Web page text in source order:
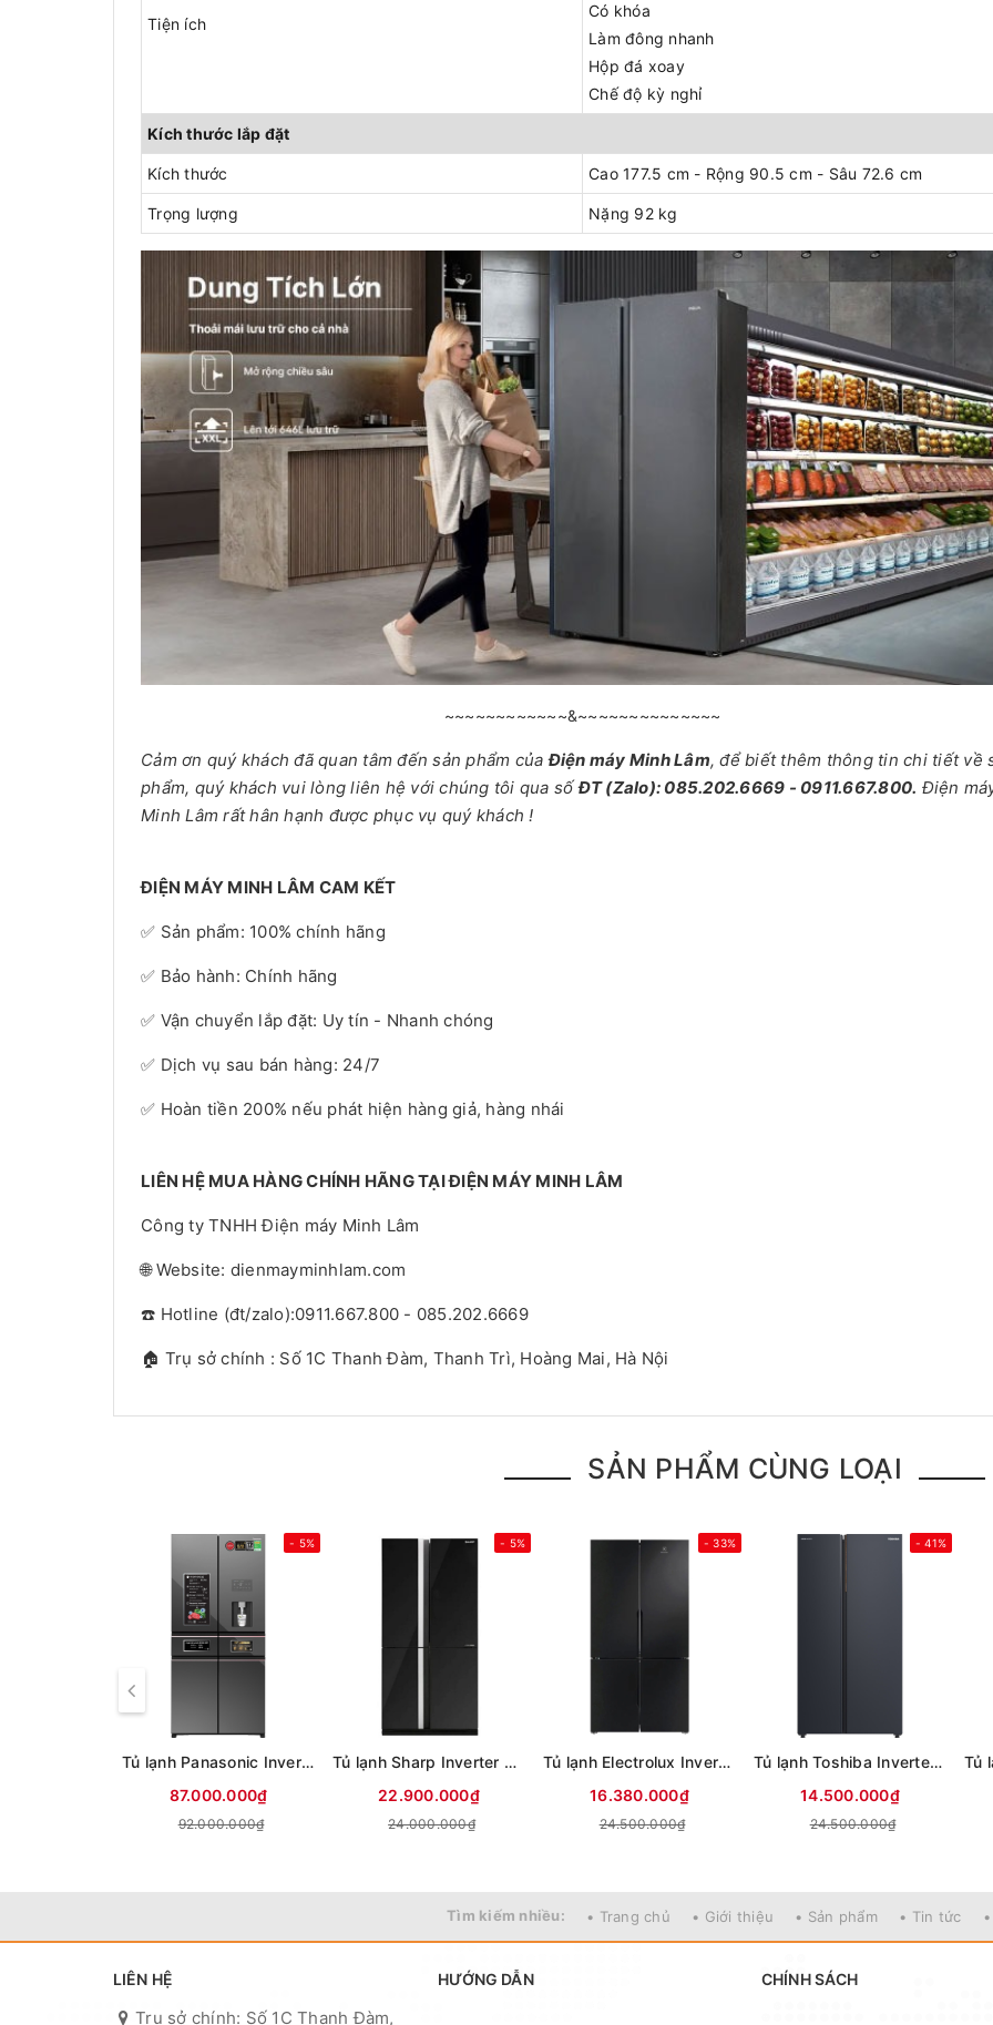
Tiện ích
Có khóa
Làm đông nhanh
Hộp đá xoay
Chế độ kỳ nghỉ
Kích thước lắp đặt
Kích thước Cao 177.5 cm - Rộng 90.5 cm - Sâu 72.6 cm
Trọng lượng Nặng 92 kg
~~~~~~~~~~~~&~~~~~~~~~~~~~~
Cảm ơn quý khách đã quan tâm đến sản phẩm củaĐiện máy Minh Lâm, để biết thêm thông tin chi tiết về
phẩm, quý khách vui lòng liên hệ với chúng tôi qua sốĐT (Zalo): 085.202.6669 - 0911.667.800. Điện
Minh Lâm rất hân hạnh được phục vụ quý khách !
ĐIỆN MÁY MINH LÂM CAM KẾT
✅ Sản phẩm: 100% chính hãng
✅ Bảo hành: Chính hãng
✅ Vận chuyển lắp đặt: Uy tín - Nhanh chóng
✅ Dịch vụ sau bán hàng: 24/7
✅ Hoàn tiền 200% nếu phát hiện hàng giả, hàng nhái
LIÊN HỆ MUA HÀNG CHÍNH HÃNG TẠI ĐIỆN MÁY MINH LÂM
Công ty TNHH Điện máy Minh Lâm
🌐 Website: dienmayminhlam.com
☎️ Hotline (đt/zalo):0911.667.800 - 085.202.6669
🏠 Trụ sở chính : Số 1C Thanh Đàm, Thanh Trì, Hoàng Mai, Hà Nội
SẢN PHẨM CÙNG LOẠI
- 5%
Tủ lạnh Panasonic Inverter 650 lít PRIME+ Edition Multi Door NR-WY720ZMMV
87.000.000₫
92.000.000₫
- 5%
Tủ lạnh Sharp Inverter 611 lít Multi Door SJ-FXPI700VG-BK
22.900.000₫
24.000.000₫
- 33%
Tủ lạnh Electrolux Inverter 564 lít Multi Door EQE5700B-B
16.380.000₫
24.500.000₫
- 41%
Tủ lạnh Toshiba Inverter 711 lít Side By Side GR-RS910WI-PMV(06)-MG (Mới 2025)
14.500.000₫
24.500.000₫
Tìm kiếm nhiều: • Trang chủ • Giới thiệu • Sản phẩm • Tin tức
LIÊN HỆ
Trụ sở chính: Số 1C Thanh Đàm,
HƯỚNG DẪN CHÍNH SÁCH